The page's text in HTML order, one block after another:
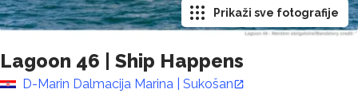
Lagoon 46 Ship Happens
D-Marin Dalmacija Marina | Sukošan
Prikaži sve fotografije